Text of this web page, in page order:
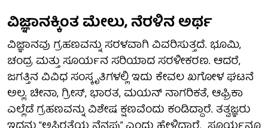
ವಿಜ್ಞಾನಕ್ಕಿಂತ ಮೇಲು, ನೆರಳಿನ ಅರ್ಥ
ವಿಜ್ಞಾನವು ಗ್ರಹಣವನ್ನು ಸರಳವಾಗಿ ವಿವರಿಸುತ್ತದೆ. ಭೂಮಿ,
ಚಂದ್ರ ಮತ್ತು ಸೂರ್ಯನ ಸರಿಯಾದ ಸರಳೀಕರಣ. ಆದರೆ,
ಜಗತ್ತಿನ ವಿವಿಧ ಸಂಸ್ಕೃತಿಗಳಲ್ಲಿ ಇದು ಕೇವಲ ಖಗೋಳ ಘಟನೆ
ಅಲ್ಲ. ಚೀನಾ, ಗ್ರೀಸ್, ಭಾರತ, ಮಯನ್ ನಾಗರಿಕತೆ, ಆಫ್ರಿಕಾ
ಎಲ್ಲೆಡೆ ಗ್ರಹಣವನ್ನು ವಿಶೇಷ ಕ್ಷಣವೆಂದು ಕಂಡಿದ್ದಾರೆ. ತತ್ವಜ್ಞರು